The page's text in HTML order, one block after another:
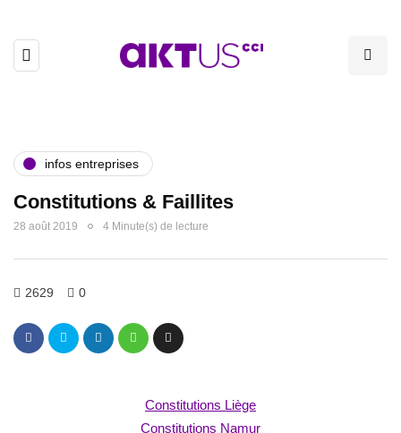
infos entreprises
Constitutions & Faillites
28 août 2019 4 Minute(s) de lecture
2629 0
Constitutions Liège
Constitutions Namur